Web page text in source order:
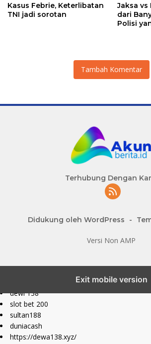
Kasus Febrie, Keterlibatan
TNI jadi sorotan
Jaksa vs
dari
Polisi
Tambah Komentar
Terhubung Dengan
Didukung oleh WordPress -
Versi Non AMP
Exit mobile version
dewi 138
slot bet 200
sultan188
duniacash
https://dewa138.xyz/